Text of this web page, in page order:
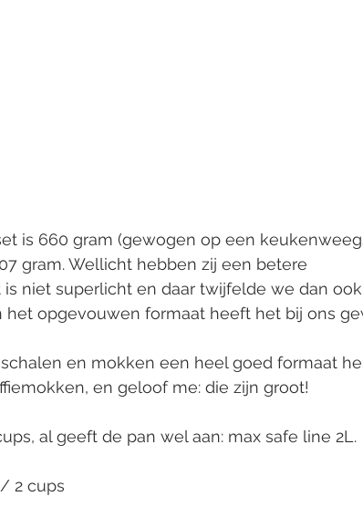
is 660 gram (gewogen op een
gram. Wellicht hebben zij een betere
is niet superlicht en daar twijfelde we dan
het opgevouwen formaat heeft het bij ons
schalen en mokken een heel goed formaat
en geloof me: die zijn groot!
al geeft de pan wel aan: max safe line 2L.
2 cups